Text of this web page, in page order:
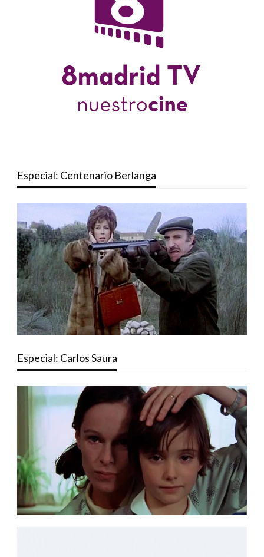
Especial: Centenario Berlanga
Especial: Carlos Saura